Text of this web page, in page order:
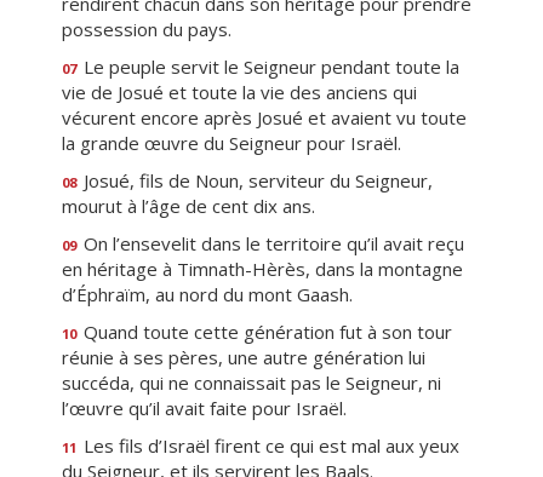
possession du pays.
07 Le peuple servit le Seigneur pendant toute la
vie de Josué et toute la vie des anciens qui
vécurent encore après Josué et avaient vu toute
la grande œuvre du Seigneur pour Israël.
08 Josué, fils de Noun, serviteur du Seigneur,
mourut à l’âge de cent dix ans.
09 On l’ensevelit dans le territoire qu’il avait reçu
en héritage à Timnath-Hèrès, dans la montagne
d’Éphraïm, au nord du mont Gaash.
10 Quand toute cette génération fut à son tour
réunie à ses pères, une autre génération lui
succéda, qui ne connaissait pas le Seigneur, ni
l’œuvre qu’il avait faite pour Israël.
11 Les fils d’Israël firent ce qui est mal aux yeux
du Seigneur, et ils servirent les Baals.